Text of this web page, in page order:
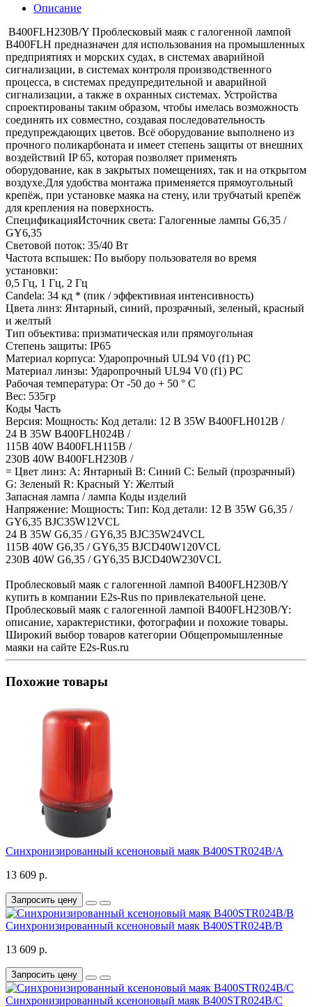
Описание
B400FLH230B/Y Проблесковый маяк с галогенной лампой
B400FLH предназначен для использования на промышленных
предприятиях и морских судах, в системах аварийной
сигнализации, в системах контроля производственного
процесса, в системах предупредительной и аварийной
сигнализации, а также в охранных системах. Устройства
спроектированы таким образом, чтобы имелась возможность
соединять их совместно, создавая последовательность
предупреждающих цветов. Всё оборудование выполнено из
прочного поликарбоната и имеет степень защиты от внешних
воздействий IP 65, которая позволяет применять
оборудование, как в закрытых помещениях, так и на открытом
воздухе.Для удобства монтажа применяется прямоугольный
крепёж, при установке маяка на стену, или трубчатый крепёж
для крепления на поверхность.
СпецификацияИсточник света: Галогенные лампы G6,35 /
GY6,35
Световой поток: 35/40 Вт
Частота вспышек: По выбору пользователя во время
установки:
0,5 Гц, 1 Гц, 2 Гц
Candela: 34 кд * (пик / эффективная интенсивность)
Цвета линз: Янтарный, синий, прозрачный, зеленый, красный
и желтый
Тип объектива: призматическая или прямоугольная
Степень защиты: IP65
Материал корпуса: Ударопрочный UL94 V0 (f1) PC
Материал линзы: Ударопрочный UL94 V0 (f1) PC
Рабочая температура: От -50 до + 50 ° C
Вес: 535гр
Коды Часть
Версия: Мощность: Код детали: 12 В 35W B400FLH012B /
24 В 35W B400FLH024B /
115В 40W B400FLH115B /
230В 40W B400FLH230B /
= Цвет линз: А: Янтарный B: Синий C: Белый (прозрачный)
G: Зеленый R: Красный Y: Желтый
Запасная лампа / лампа Коды изделий
Напряжение: Мощность: Тип: Код детали: 12 В 35W G6,35 /
GY6,35 BJC35W12VCL
24 В 35W G6,35 / GY6,35 BJC35W24VCL
115В 40W G6,35 / GY6,35 BJCD40W120VCL
230В 40W G6,35 / GY6,35 BJCD40W230VCL
Проблесковый маяк с галогенной лампой B400FLH230B/Y
купить в компании E2s-Rus по привлекательной цене.
Проблесковый маяк с галогенной лампой B400FLH230B/Y:
описание, характеристики, фотографии и похожие товары.
Широкий выбор товаров категории Общепромышленные
маяки на сайте E2s-Rus.ru
Похожие товары
Синхронизированный ксеноновый маяк B400STR024B/A
13 609 р.
Запросить цену
Синхронизированный ксеноновый маяк B400STR024B/B
13 609 р.
Запросить цену
Синхронизированный ксеноновый маяк B400STR024B/C